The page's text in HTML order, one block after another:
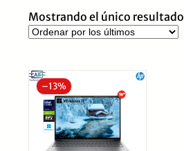
Mostrando el único resultado
–13%